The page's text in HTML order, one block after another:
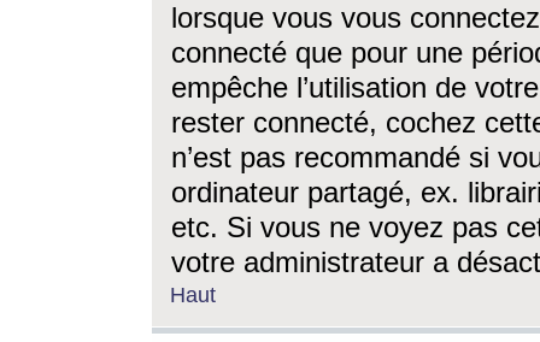
lorsque vous vous
connecté que pour une
empêche l’utilisation de
rester connecté, cochez
n’est pas recommandé si
ordinateur partagé, ex.
etc. Si vous ne voyez pas
votre administrateur a
Haut